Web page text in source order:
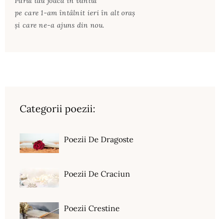
pe care 1-am întâlnit ieri în alt oraş
şi care ne-a ajuns din nou.
Categorii poezii:
Poezii De Dragoste
Poezii De Craciun
Poezii Crestine